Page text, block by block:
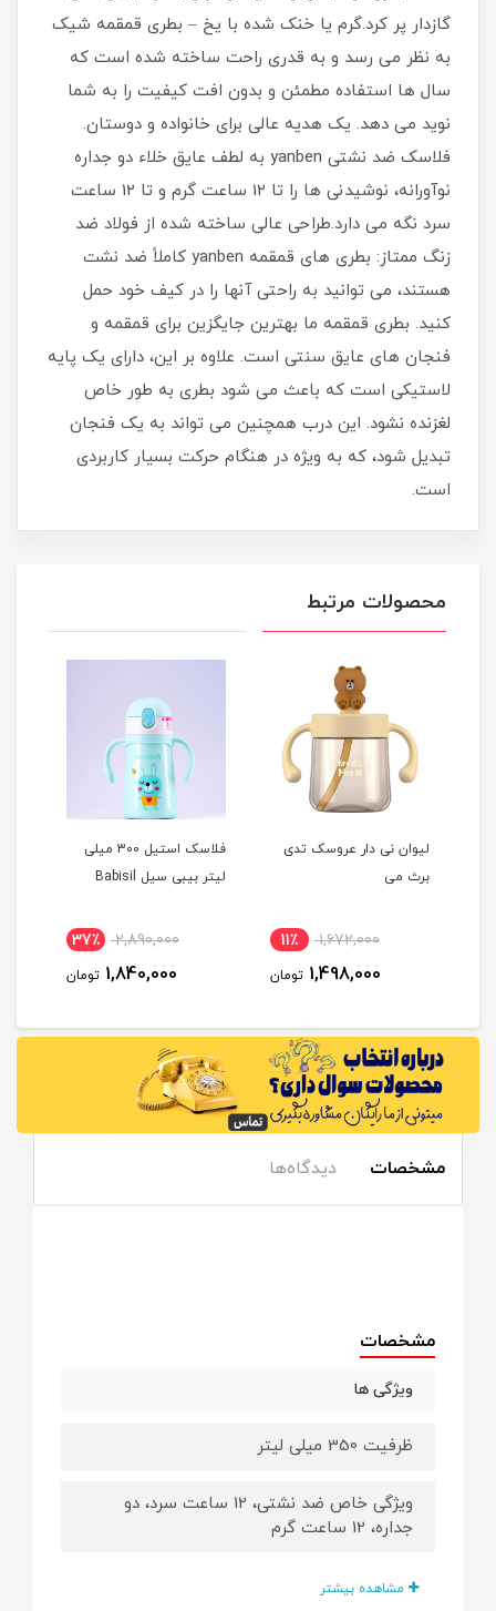
گازدار پر کرد.گرم یا خنک شده با یخ – بطری قمقمه شیک
به نظر می رسد و به قدری راحت ساخته شده است که
سال ها استفاده مطمئن و بدون افت کیفیت را به شما
نوید می دهد. یک هدیه عالی برای خانواده و دوستان.
فلاسک ضد نشتی yanben به لطف عایق خلاء دو جداره
نوآورانه، نوشیدنی ها را تا 12 ساعت گرم و تا 12 ساعت
سرد نگه می دارد.طراحی عالی ساخته شده از فولاد ضد
زنگ ممتاز: بطری های قمقمه yanben کاملاً ضد نشت
هستند، می توانید به راحتی آنها را در کیف خود حمل
کنید. بطری قمقمه ما بهترین جایگزین برای قمقمه و
فنجان های عایق سنتی است. علاوه بر این، دارای یک پایه
لاستیکی است که باعث می شود بطری به طور خاص
لغزنده نشود. این درب همچنین می تواند به یک فنجان
تبدیل شود، که به ویژه در هنگام حرکت بسیار کاربردی
است.
محصولات مرتبط
لیوان نی دار عروسک تدی
برث می
1,672,000 11٪
1,498,000 تومان
فلاسک استیل 300 میلی
لیتر بیبی سیل Babisil
2,890,000 37٪
1,840,000 تومان
مشخصات دیدگاه‌ها
مشخصات
ویژگی ها
ظرفیت 350 میلی لیتر
ویژگی خاص ضد نشتی، 12 ساعت سرد، دو
جداره، 12 ساعت گرم
وزن 252 گرم
مشاهده بیشتر